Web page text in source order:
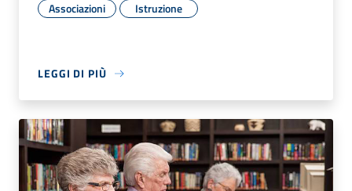
Associazioni Istruzione
LEGGI DI PIÙ